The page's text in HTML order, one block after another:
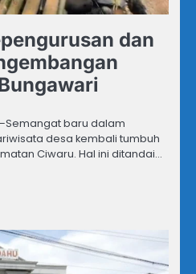
dan
–Semangat baru dalam
desa kembali tumbuh
Ciwaru. Hal ini ditandai…